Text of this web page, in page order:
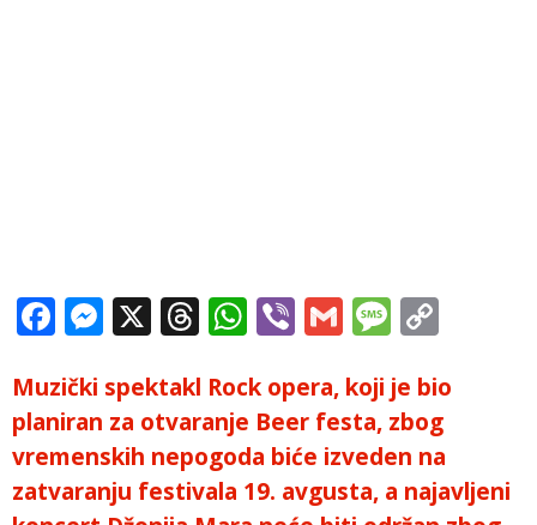
Facebook
Messenger
X Threads
WhatsApp
ViberGmail
Muzički spektakl Rock opera, koji je bio
planiran za otvaranje Beer festa, zbog
vremenskih nepogoda biće izveden na
zatvaranju festivala 19. avgusta, a najavljeni